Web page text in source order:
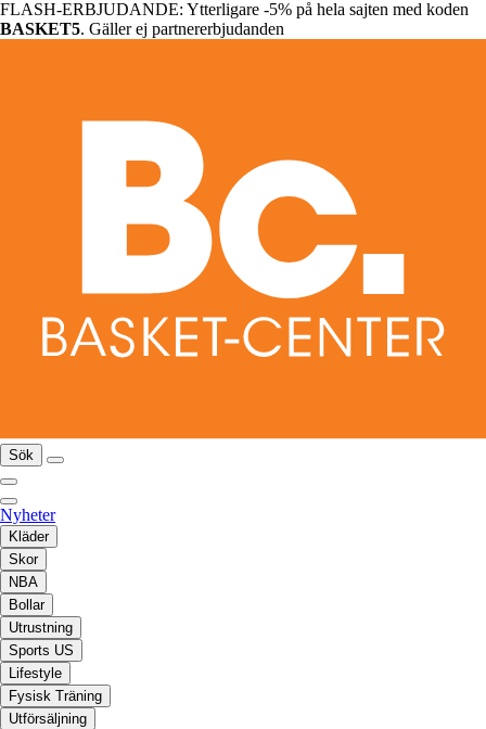
FLASH-ERBJUDANDE: Ytterligare -5% på hela sajten med koden
BASKET5. Gäller ej partnererbjudanden
Sök
Nyheter
Kläder
Skor
NBA
Bollar
Utrustning
Sports US
Lifestyle
Fysisk Träning
Utförsäljning